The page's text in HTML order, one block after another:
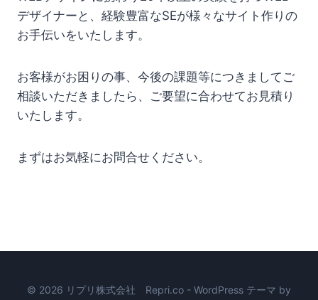
デザイナーと、 経験豊富なSEが様々なサイト作りの
お手伝いをいたします。
お客様がお困りの事、今後の課題等につきましてご
相談いただきましたら、ご要望に合わせてお見積り
いたします。
まずはお気軽にお問合せください。
© 2026 リプリ株式会社 Repri.co - WordPress テーマ by